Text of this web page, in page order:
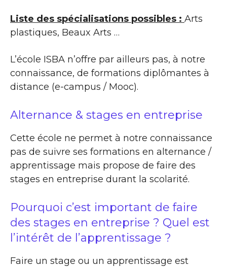
Liste des spécialisations possibles : Arts
plastiques, Beaux Arts …
L’école ISBA n’offre par ailleurs pas, à notre
connaissance, de formations diplômantes à
distance (e-campus / Mooc).
Alternance & stages en entreprise
Cette école ne permet à notre connaissance
pas de suivre ses formations en alternance /
apprentissage mais propose de faire des
stages en entreprise durant la scolarité.
Pourquoi c’est important de faire
des stages en entreprise ? Quel est
l’intérêt de l’apprentissage ?
Faire un stage ou un apprentissage est